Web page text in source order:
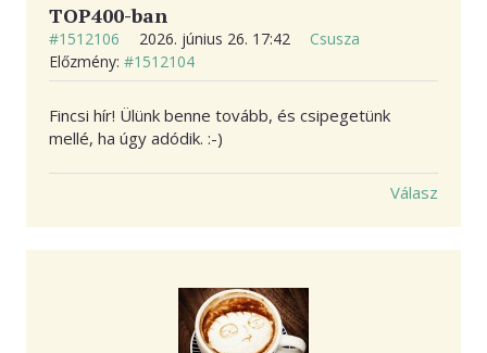
TOP400-ban
#1512106 2026. június 26. 17:42
Csusza
Előzmény: #1512104
Fincsi hír! Ülünk benne tovább, és csipegetünk
mellé, ha úgy adódik. :-)
Válasz